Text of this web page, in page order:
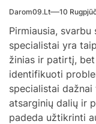
Darom09.lt 10
Pirmiausia,
specialistai yra
žinias ir patirtį,
identifikuoti
specialistai
atsarginių dalių ir
padeda užtikrinti